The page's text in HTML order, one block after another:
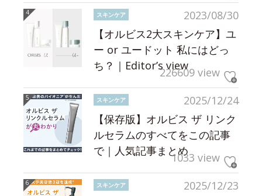
2023/08/30
スキンケア
【オルビス2大スキンケア】ユ
ー or ユードット 私にはどっ
ち？｜Editor’s view226609 view
2025/12/24
スキンケア
【保存版】オルビス ザ リンク
ルセラムのすべてをこの記事
で｜人気記事まとめ1033 view
2025/12/23
スキンケア